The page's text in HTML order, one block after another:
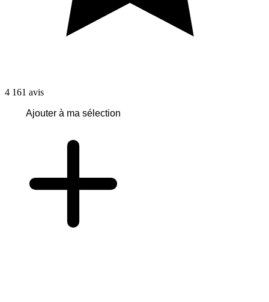
4 161 avis
Ajouter à ma sélection